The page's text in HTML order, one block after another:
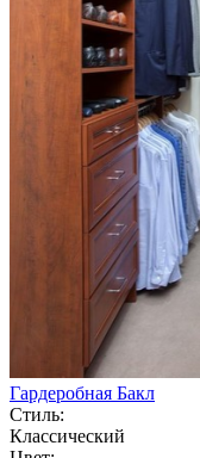
Гардеробная Бакл
Стиль:
Классический